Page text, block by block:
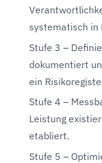
systematisch in
Stufe 3 –
dokumentiert
ein
Stufe 4 –
Leistung
etabliert.
Stufe 5 –